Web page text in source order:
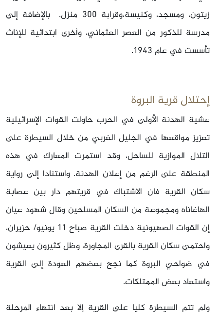
زيتون، ومسجد، وكنيسة،وقرابة 300 منزل. بالإضافة إلى
مدرسة للذكور من العصر العثماني، وأخرى ابتدائية للإناث
تأسست في عام 1943.
إحتلال قرية البروة
عشية الهدنة الأولى في الحرب حاولت القوات الإسرائيلية
تعزيز مواقعها في الجليل الغربي من خلال السيطرة على
التلال الموازية للساحل، وقد استمرت المعارك في هذه
المنطقة على الرغم من إعلان الهدنة. واستنادا إلى رواية
سكان القرية فان الاشتباك في قريتهم دار بين عصابة
الهاغاناه ومجموعة من السكان المسلحين وقال شهود عيان
إن القوات الصهيونية دخلت القرية صباح
11‏ يونيو/ حزيران،
واحتمى سكان القرية بالقرى المجاورة، وظل كثيرون يعيشون
في ضواحي البروة كما نجح بعضهم العودة إلى القرية
واستعاد بعض الممتلكات.
ولم تتم السيطرة كليا على القرية إلا بعد انتهاء المرحلة